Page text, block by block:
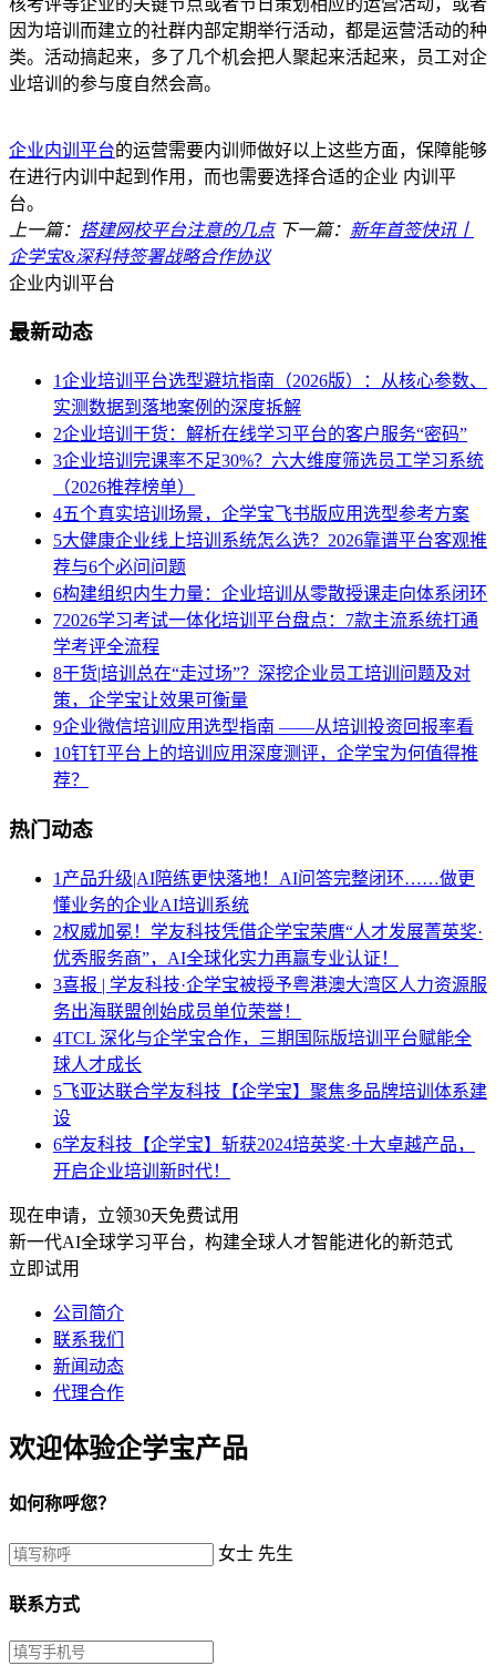
因为培训而建立的社群内部定期举行活动，都是运营活动的种
类。活动搞起来，多了几个机会把人聚起来活起来，员工对企
业培训的参与度自然会高。
企业内训平台的运营需要内训师做好以上这些方面，保障能够
在进行内训中起到作用，而也需要选择合适的企业 内训平
台。
上一篇： 搭建网校平台注意的几点 下一篇： 新年首签快讯丨
企学宝&深科特签署战略合作协议
企业内训平台
最新动态
1企业培训平台选型避坑指南（2026版）：从核心参数、
实测数据到落地案例的深度拆解
2企业培训干货：解析在线学习平台的客户服务“密码”
3企业培训完课率不足30%？六大维度筛选员工学习系统
（2026推荐榜单）
4五个真实培训场景，企学宝飞书版应用选型参考方案
5大健康企业线上培训系统怎么选？2026靠谱平台客观推
荐与6个必问问题
6构建组织内生力量：企业培训从零散授课走向体系闭环
72026学习考试一体化培训平台盘点：7款主流系统打通
学考评全流程
8干货|培训总在“走过场”？深挖企业员工培训问题及对
策，企学宝让效果可衡量
9企业微信培训应用选型指南 ——从培训投资回报率看
10钉钉平台上的培训应用深度测评，企学宝为何值得推
荐？
热门动态
1 产品升级|AI陪练更快落地！AI问答完整闭环……做更
懂业务的企业AI培训系统
2权威加冕！学友科技凭借企学宝荣膺“人才发展菁英奖·
优秀服务商”，AI全球化实力再赢专业认证！
3喜报 | 学友科技·企学宝被授予粤港澳大湾区人力资源服
务出海联盟创始成员单位荣誉！
4TCL 深化与企学宝合作，三期国际版培训平台赋能全
球人才成长
5飞亚达联合学友科技【企学宝】聚焦多品牌培训体系建
设
6学友科技【企学宝】斩获2024培英奖·十大卓越产品，
开启企业培训新时代！
现在申请，立领30天免费试用
新一代AI全球学习平台，构建全球人才智能进化的新范式
立即试用
公司简介
联系我们
新闻动态
代理合作
欢迎体验企学宝产品
如何称呼您？
女士 先生
联系方式